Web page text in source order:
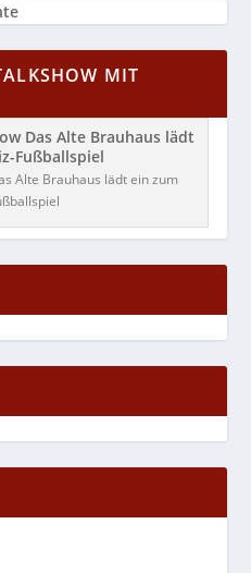
MIT
Alte Brauhaus lädt ein zum